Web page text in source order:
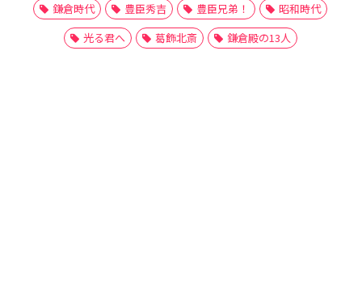
鎌倉時代
豊臣秀吉 豊臣兄弟！
昭和時代
光る君へ
葛飾北斎 鎌倉殿の13人